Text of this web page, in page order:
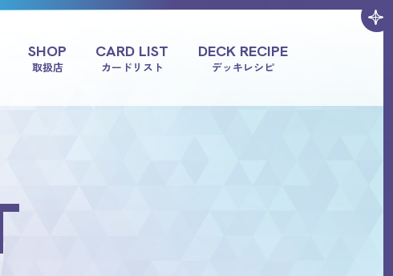
SHOP
取扱店
CARD LIST
カードリスト
DECK RECIPE
デッキレシピ